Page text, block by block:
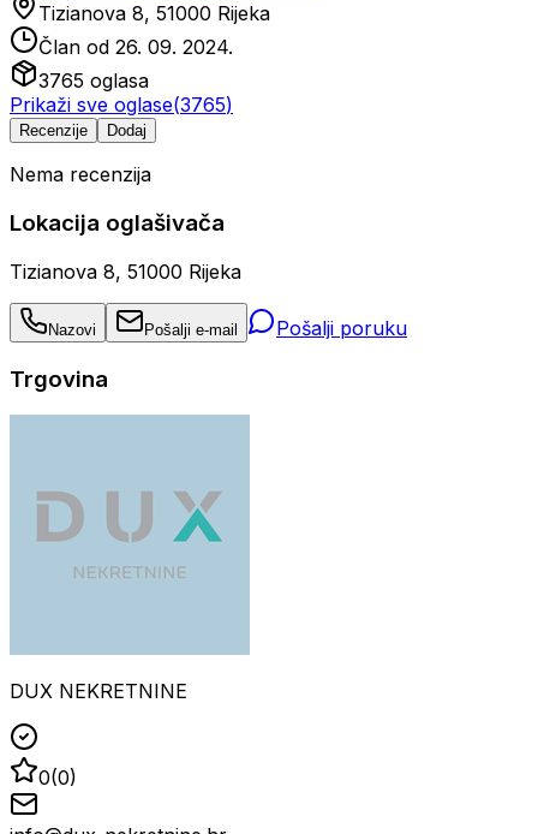
Tizianova 8, 51000 Rijeka
Član od 26. 09. 2024.
3765 oglasa
Prikaži sve oglase(3765)
Recenzije Dodaj
Nema recenzija
Lokacija oglašivača
Tizianova 8, 51000 Rijeka
Nazovi Pošalji e-mail Pošalji poruku
Trgovina
DUX NEKRETNINE
0(0)